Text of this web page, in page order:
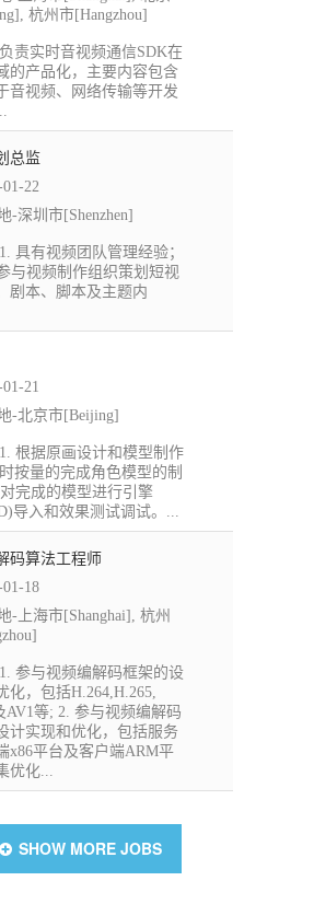
杭州市[Hangzhou]
负责实时音视频通信SDK在
的产品化，主要内容包含
音视频、网络传输等开发
总监
01-22
-深圳市[Shenzhen]
1. 具有视频团队管理经验；
与视频制作组织策划短视
剧本、脚本及主题内
21
-北京市[Beijing]
1. 根据原画设计和模型制作
按量的完成角色模型的制
完成的模型进行引擎
导入和效果测试调试。...
码算法工程师
01-18
-上海市[Shanghai], 杭州
1. 参与视频编解码框架的设
化，包括H.264,H.265,
AV1等; 2. 参与视频编解码
计实现和优化，包括服务
x86平台及客户端ARM平
优化...
SHOW MORE JOBS